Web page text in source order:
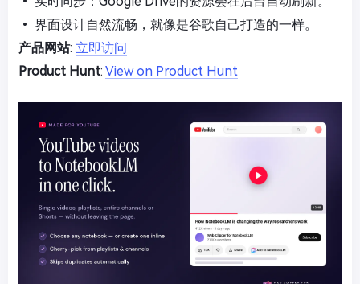
• 界面设计自然流畅，就像是谷歌自己打造的一样。
产品网站: 立即访问
Product Hunt: View on Product Hunt